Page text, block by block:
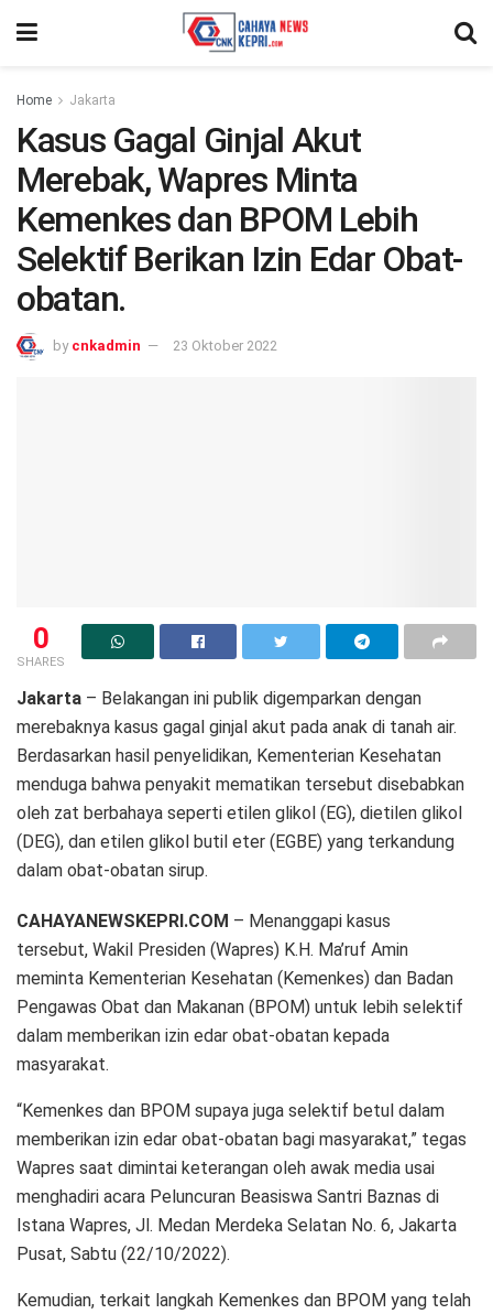
Home Jakarta
Kasus Gagal Ginjal Akut
Merebak, Wapres Minta
Kemenkes dan BPOM Lebih
Selektif Berikan Izin Edar Obat-
obatan.
by cnkadmin 23 Oktober 2022
0
SHARES
Jakarta – Belakangan ini publik digemparkan dengan
merebaknya kasus gagal ginjal akut pada anak di tanah air.
Berdasarkan hasil penyelidikan, Kementerian Kesehatan
menduga bahwa penyakit mematikan tersebut disebabkan
oleh zat berbahaya seperti etilen glikol (EG), dietilen glikol
(DEG), dan etilen glikol butil eter (EGBE) yang terkandung
dalam obat-obatan sirup.
CAHAYANEWSKEPRI.COM – Menanggapi kasus
tersebut, Wakil Presiden (Wapres) K.H. Ma’ruf Amin
meminta Kementerian Kesehatan (Kemenkes) dan Badan
Pengawas Obat dan Makanan (BPOM) untuk lebih selektif
dalam memberikan izin edar obat-obatan kepada
masyarakat.
“Kemenkes dan BPOM supaya juga selektif betul dalam
memberikan izin edar obat-obatan bagi masyarakat,” tegas
Wapres saat dimintai keterangan oleh awak media usai
menghadiri acara Peluncuran Beasiswa Santri Baznas di
Istana Wapres, Jl. Medan Merdeka Selatan No. 6, Jakarta
Pusat, Sabtu (22/10/2022).
Kemudian, terkait langkah Kemenkes dan BPOM yang telah